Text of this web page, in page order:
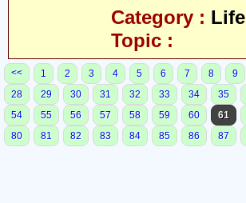
Category : Life
Topic :
<< 1 2 3 4 5 6 7 8 9
28
29 30 31 32 33 34 35
54
55 56 57 58 59 60 61
80
81 82 83 84 85 86 87